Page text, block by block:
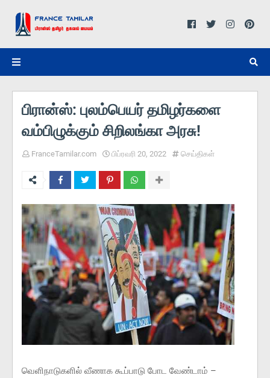
பிரான்ஸ்: புலம்பெயர் தமிழர்களை
வம்பிழுக்கும் சிறிலங்கா அரசு!
FranceTamilar.com பிப்ரவரி 20, 2022 செய்திகள்
வெளிநாடுகளில் வீணாக கூப்பாடு போட வேண்டாம் –